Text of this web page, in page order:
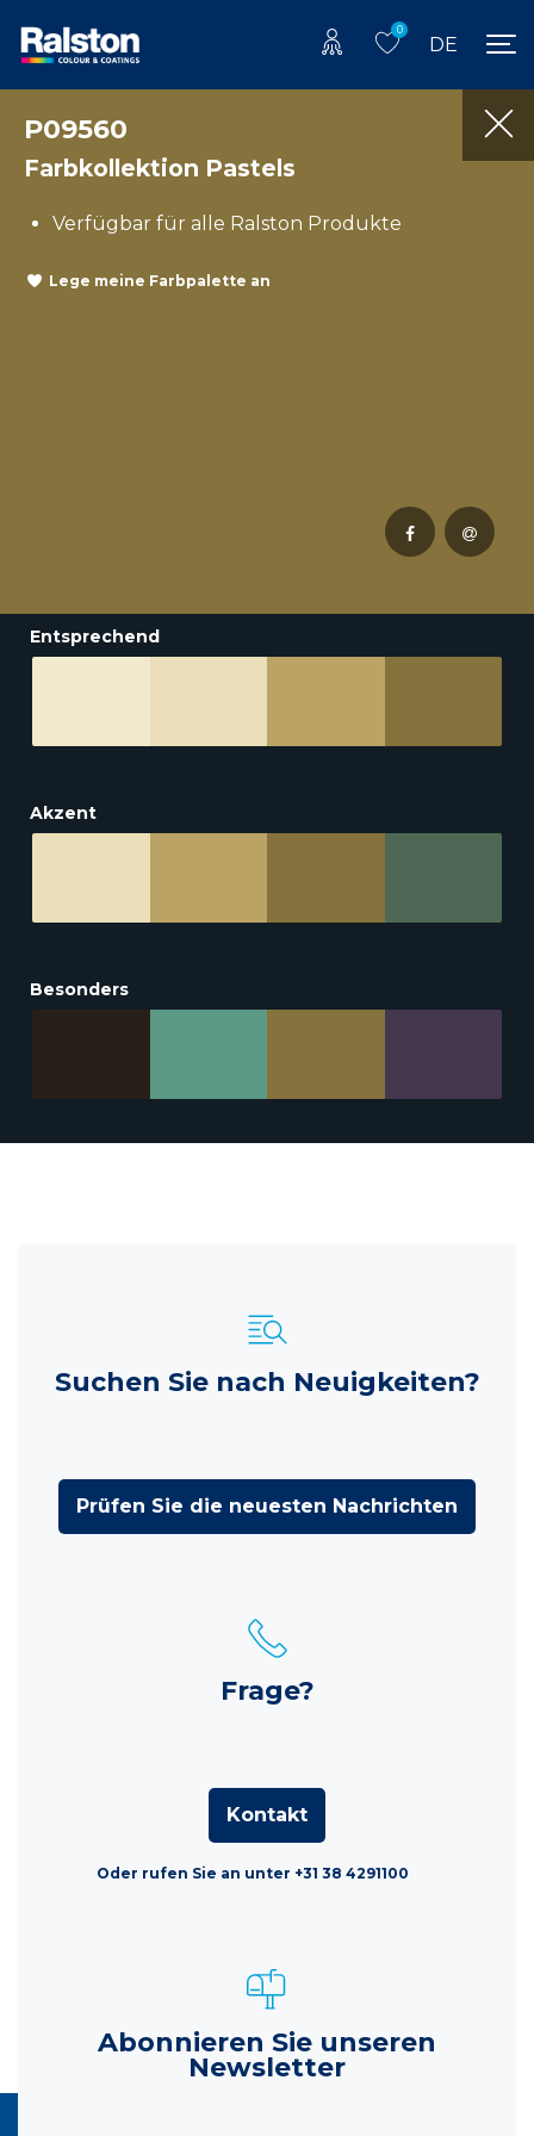
0
DE
P09560
Farbkollektion Pastels
Verfügbar für alle Ralston Produkte
Lege meine Farbpalette an
Entsprechend
Akzent
Besonders
Suchen Sie nach Neuigkeiten?
Prüfen Sie die neuesten Nachrichten
Frage?
Kontakt
Oder rufen Sie an unter +31 38 4291100
Abonnieren Sie unseren
Newsletter